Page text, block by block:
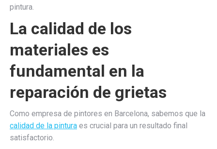
pintura.
La calidad de los
materiales es
fundamental en la
reparación de grietas
Como empresa de pintores en Barcelona, sabemos que la
calidad de la pintura es crucial para un resultado final
satisfactorio.